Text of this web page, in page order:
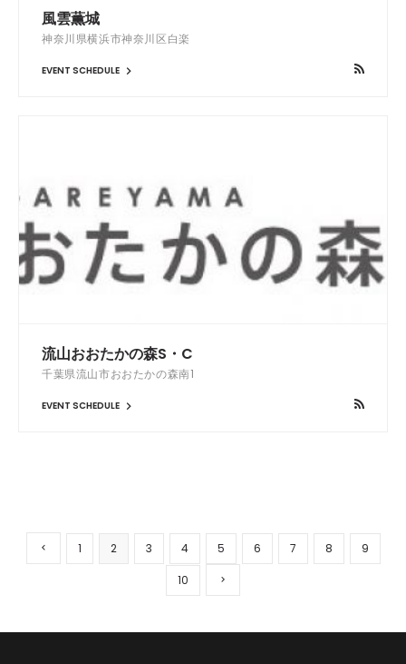
風雲薫城
神奈川県横浜市神奈川区白楽
EVENT SCHEDULE
流山おおたかの森S・C
千葉県流山市おおたかの森南1
EVENT SCHEDULE
1 2 3 4 5 6 7 8 9
10